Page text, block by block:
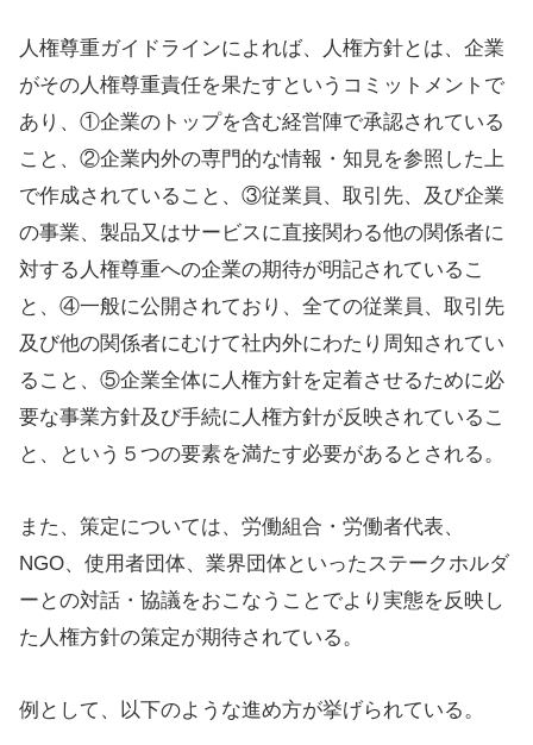
人権尊重ガイドラインによれば、人権方針とは、企業
がその人権尊重責任を果たすというコミットメントで
あり、①企業のトップを含む経営陣で承認されている
こと、②企業内外の専門的な情報・知見を参照した上
で作成されていること、③従業員、取引先、及び企業
の事業、製品又はサービスに直接関わる他の関係者に
対する人権尊重への企業の期待が明記されているこ
と、④一般に公開されており、全ての従業員、取引先
及び他の関係者にむけて社内外にわたり周知されてい
ること、⑤企業全体に人権方針を定着させるために必
要な事業方針及び手続に人権方針が反映されているこ
と、という５つの要素を満たす必要があるとされる。
また、策定については、労働組合・労働者代表、
NGO、使用者団体、業界団体といったステークホルダ
ーとの対話・協議をおこなうことでより実態を反映し
た人権方針の策定が期待されている。
例として、以下のような進め方が挙げられている。